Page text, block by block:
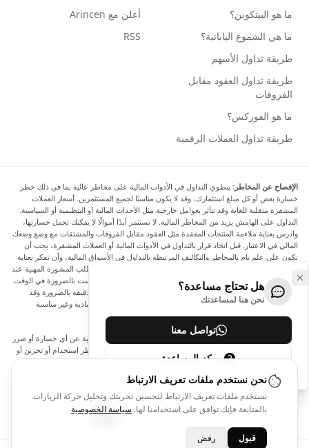
ما هو البيتكوين؟
ما هي الشموع اليابانية؟
طريقة تداول الأسهم
طريقة تداول العقود مقابل
الفروقات
ما هو الفوركس؟
طريقة تداول العملات الرقمية
أعلن مع Arincen
RSS
الإفصاح عن المخاطر: ينطوي التداول في الأدوات المالية على مخاطر عالية بما في ذلك خطر
خسارة بعض أو كل مبلغ استثمارك، وقد لا يكون مناسبًا لجميع المستثمرين. أسعار العملات
المشفرة متقلبة للغاية وقد تتأثر بعوامل خارجية مثل الأحداث المالية أو التنظيمية أو السياسية.
التداول على الهامش يزيد من المخاطر المالية. لا تستثمر أبدًا أموالًا لا يمكنك تحمل خسارتها،
وادرس بعناية ملاءمة المنتجات المعقدة مثل العقود مقابل الفروقات والمشتقات مع وضع وضعك
المالي في الاعتبار. قبل اتخاذ قرار بالتداول في الأدوات المالية أو العملات المشفرة، يجب أن
تكون على علم تام بالمخاطر والتكاليف المرتبطة بالتداول في الأسواق المالية، وأن تفكر بعناية
في أهدافك الاستثمارية ومستوى خبرتك ورغبتك في المخاطرة، وأن تطلب المشورة المهنية عند
الحاجة. تود Arincen أن تذكرك بأن البيانات الواردة في هذا الموقع ليست بالضرورة في الوقت
الفعلي وليست دقيقة. البيانات والأسعار الموجودة على الموقع ليست دقيقة بالضرورة وقد
تختلف عن السعر الفعلي في أي سوق معينة، مما يعني أن الأسعار إرشادية وغير مناسبة
لأغراض التداول.
لن يتحمل Arincen وأي مزود للبيانات الواردة في هذا الموقع المسؤولية عن أي خسارة أو ضرر
نتيجة لتداولك، أو اعتمادك على المعلومات الواردة في هذا الموقع. يحظر استخدام أو تخزين أو
إعادة إنتاج أو عرض أو تعديل أو نقل أو توزيع البيانات الموجودة في هذا الموقع دون الحصول
على إذن كتابي صريح مسبق من Arincen و/أو مزود البيانات. جميع حقوق الملكية الفكرية
محفوظة من قبل مقدمي الخدمة و/أو البورصة التي تقدم البيانات الواردة في هذا الموقع. قد
يتم تعويض Arincen من قبل المعلنين الذين يظهرون على الموقع، بناءً على تفاعلك مع
الإعلانات أو المعلنين.
هل تحتاج مساعدة؟
نحن هنا لمساعدتك
تواصل معنا
مركز المساعدة
نحن نستخدم ملفات تعريف الارتباط
نستخدم ملفات تعريف الارتباط لتحسين تجربتك وتحليل حركة الزيارات.
بالمتابعة فإنك توافق على استخدامنا لها. سياسة الخصوصية
قبول رفض